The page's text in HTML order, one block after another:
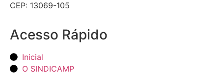
CEP: 13069-105
Acesso Rápido
Inicial
O SINDICAMP